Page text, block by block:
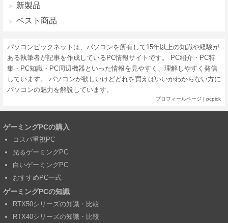
新製品
ベスト商品
パソコンピックネットは、パソコンを所有して15年以上の知識や経験が
ある執筆者が記事を作成しているPC情報サイトです。 PC紹介・PC特
集・PC知識・PC周辺機器といった情報を見やすく、理解しやすく発信
しています。 パソコンが欲しいけどどれを買えばいいかわからない方に
パソコンの魅力を解説しています。
プロフィールページ | pcpick
ゲーミングPCの購入
コスパ重視PC
光るゲーミングPC
白いゲーミングPC
おすすめPC一式
ゲーミングPCの知識
RTX50シリーズの知識・比較
RTX40シリーズの知識・比較